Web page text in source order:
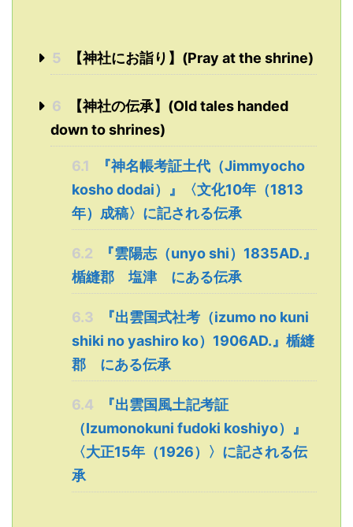
5 【神社にお詣り】(Pray at the shrine)
6
【神社の伝承】(Old tales handed
down to shrines)
6.1
『神名帳考証土代（Jimmyocho
kosho dodai）』〈文化10年（1813
年）成稿〉に記される伝承
6.2
『雲陽志（unyo shi）1835AD.』
楯縫郡 塩津 にある伝承
6.3
『出雲国式社考（izumo no kuni
shiki no yashiro ko）1906AD.』楯縫
郡 にある伝承
6.4
『出雲国風土記考証
（Izumonokuni fudoki koshiyo）』
〈大正15年（1926）〉に記される伝
承